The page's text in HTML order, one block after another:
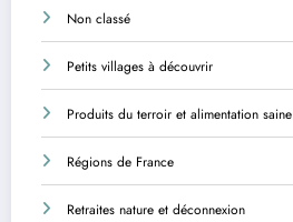
Non classé
Petits villages à découvrir
Produits du terroir et alimentation saine
Régions de France
Retraites nature et déconnexion